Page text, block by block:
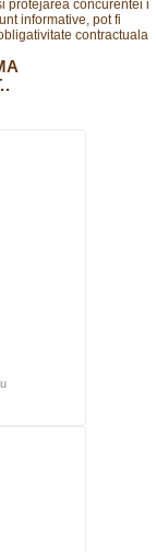
protejarea concurentei in
informative, pot fi
contractuala.